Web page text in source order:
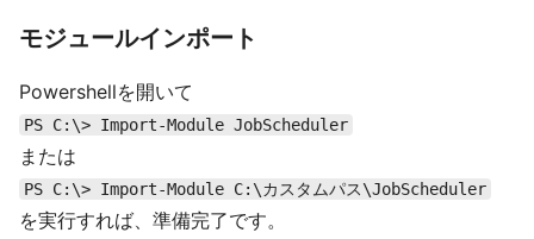
モジュールインポート
Powershellを開いて
PS C:\> Import-Module JobScheduler
または
PS C:\> Import-Module C:\カスタムパス\JobScheduler
を実行すれば、準備完了です。